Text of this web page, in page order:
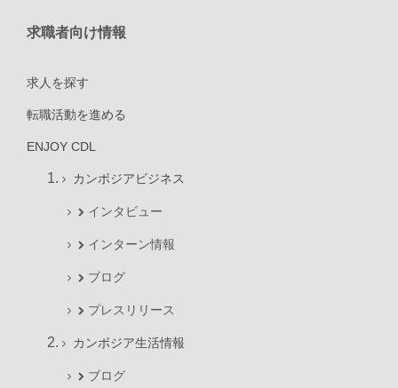
求職者向け情報
求人を探す
転職活動を進める
ENJOY CDL
カンボジアビジネス
インタビュー
インターン情報
ブログ
プレスリリース
カンボジア生活情報
ブログ